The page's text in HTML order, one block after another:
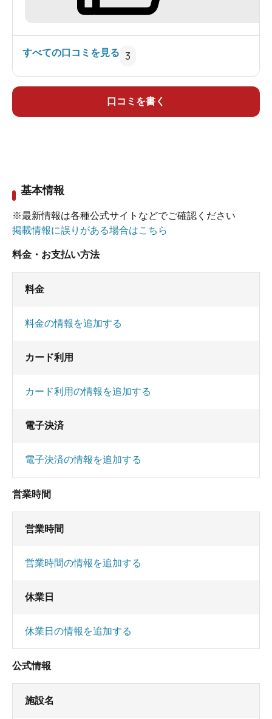
すべての口コミを見る 3
口コミを書く
基本情報
※最新情報は各種公式サイトなどでご確認ください
掲載情報に誤りがある場合はこちら
料金・お支払い方法
料金
料金の情報を追加する
カード利用
カード利用の情報を追加する
電子決済
電子決済の情報を追加する
営業時間
営業時間
営業時間の情報を追加する
休業日
休業日の情報を追加する
公式情報
施設名